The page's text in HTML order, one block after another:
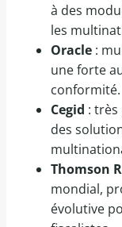
à des
les
Oracle :
une forte
conformité.
Cegid : très
des
Thomson
mondial,
évolutive